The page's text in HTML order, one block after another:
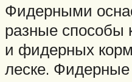
Фидерными
разные способы
и фидерных
леске.